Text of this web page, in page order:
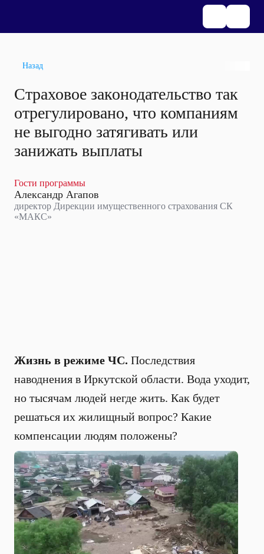
Назад
Страховое законодательство так
отрегулировано, что компаниям
не выгодно затягивать или
занижать выплаты
Гости программы
Александр Агапов
директор Дирекции имущественного страхования СК
«МАКС»
Жизнь в режиме ЧС. Последствия
наводнения в Иркутской области. Вода уходит,
но тысячам людей негде жить. Как будет
решаться их жилищный вопрос? Какие
компенсации людям положены?